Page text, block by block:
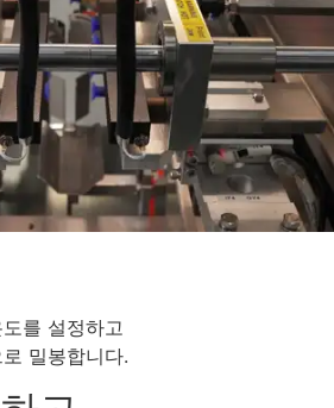
를 설정하고
밀봉합니다.